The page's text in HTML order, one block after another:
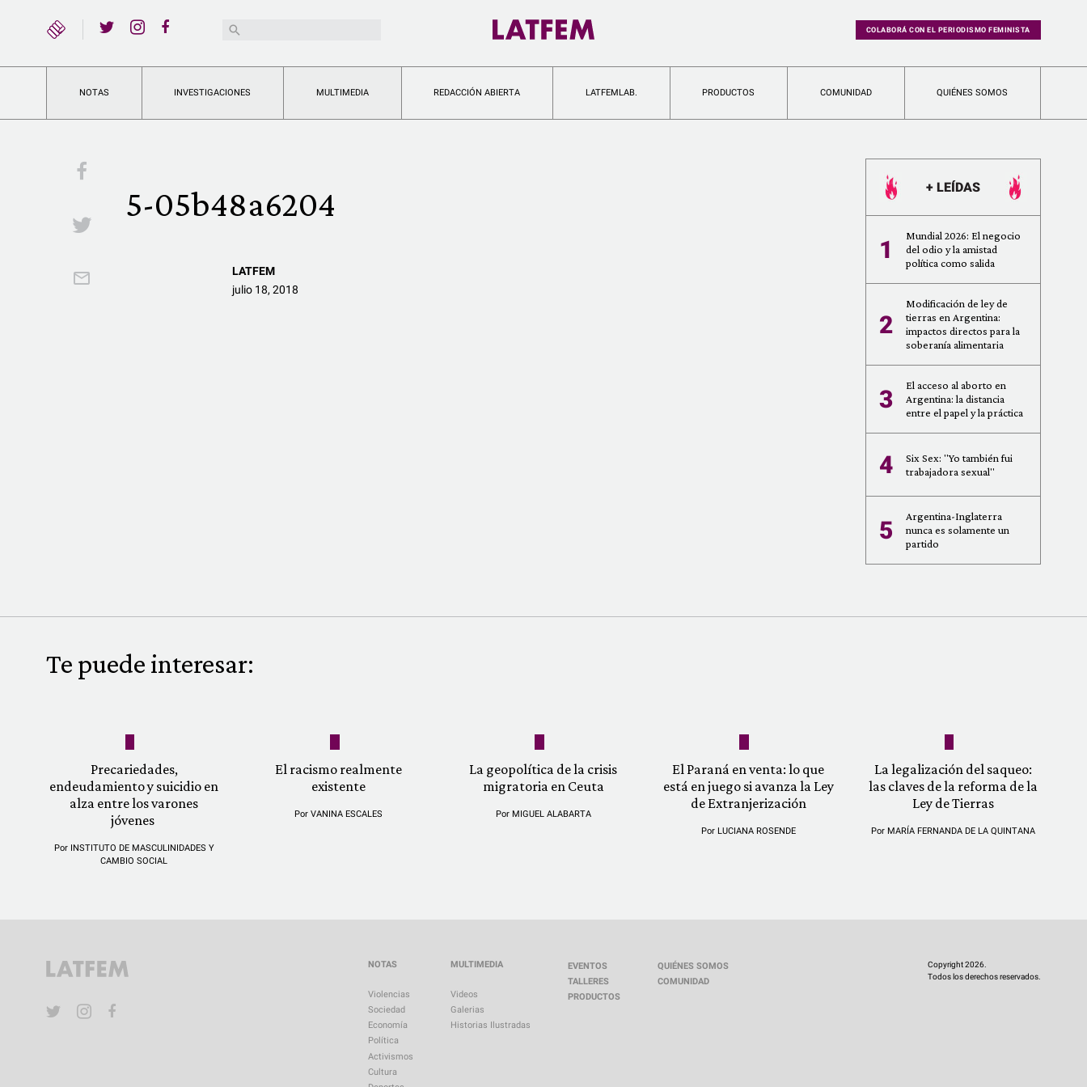
YouTubeBuscar: COLABORÁ CON EL PERIODISMO FEMINISTA
NOTAS INVESTIGACIONES MULTIMEDIA REDACCIÓN ABIERTA LATFEMLAB. PRODUCTOS COMUNIDAD QUIÉNES SOMOS
5-05b48a6204
LATFEM
julio 18, 2018
+ LEÍDAS
1
Mundial 2026: El negocio
del odio y la amistad
política como salida
2
Modificación de ley de
tierras en Argentina:
impactos directos para la
soberanía alimentaria
3
El acceso al aborto en
Argentina: la distancia
entre el papel y la práctica
4
Six Sex: "Yo también fui
trabajadora sexual"
5
Argentina-Inglaterra
nunca es solamente un
partido
Te puede interesar:
Precariedades,
endeudamiento y suicidio en
alza entre los varones
jóvenes
Por INSTITUTO DE MASCULINIDADES Y
CAMBIO SOCIAL
El racismo realmente
existente
PorVANINA ESCALES
La geopolítica de la crisis
migratoria en Ceuta
Por MIGUEL ALABARTA
El Paraná en venta: lo que
está en juego si avanza la Ley
de Extranjerización
Por LUCIANA ROSENDE
La legalización del saqueo:
las claves de la reforma de la
Ley de Tierras
Por MARÍA FERNANDA DE LA QUINTANA
NOTAS
Violencias
Sociedad
Economía
Política
Activismos
Cultura
MULTIMEDIA
Videos
Galerias
Historias Ilustradas
EVENTOS
TALLERES
PRODUCTOS
QUIÉNES SOMOS
COMUNIDAD
Copyright 2026.
Todos los derechos reservados.